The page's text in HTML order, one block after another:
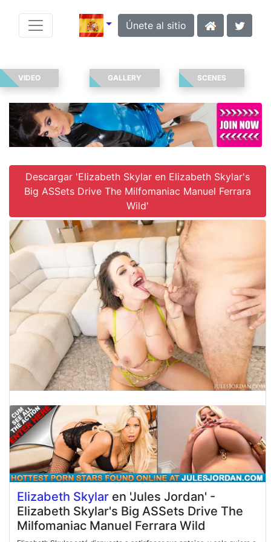
Únete al sitio
VIDEO GALLERY SCENES
Descargar 'Elizabeth Skylar en Elizabeth Skylar's
Big ASSets Drive The Milfomaniac Manuel Ferrara
Wild'
Elizabeth Skylar en 'Jules Jordan' -
Elizabeth Skylar's Big ASSets Drive The
Milfomaniac Manuel Ferrara Wild